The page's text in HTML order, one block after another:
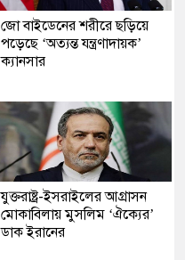
জো বাইডেনের শরীরে ছড়িয়ে
পড়েছে ‘অত্যন্ত যন্ত্রণাদায়ক’
ক্যানসার
যুক্তরাষ্ট্র-ইসরাইলের আগ্রাসন
মোকাবিলায় মুসলিম ‘ঐক্যের’
ডাক ইরানের